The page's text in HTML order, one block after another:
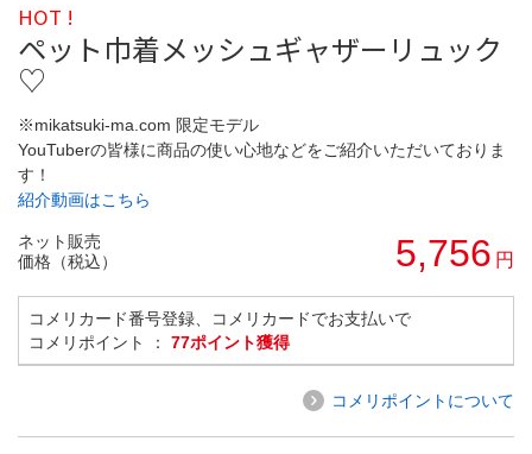
HOT !
ペット巾着メッシュギャザーリュック
♡
※mikatsuki-ma.com 限定モデル
YouTuberの皆様に商品の使い心地などをご紹介いただいておりま
す！
紹介動画はこちら
ネット販売
価格（税込）
5,756 円
コメリカード番号登録、コメリカードでお支払いで
コメリポイント ： 77ポイント獲得
コメリポイントについて